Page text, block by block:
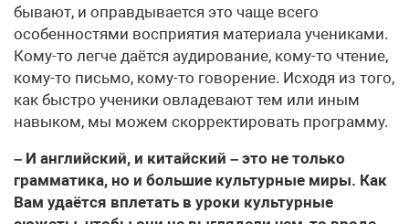
бывают, и оправдывается это чаще всего
особенностями восприятия материала учениками.
Кому-то легче даётся аудирование, кому-то чтение,
кому-то письмо, кому-то говорение. Исходя из того,
как быстро ученики овладевают тем или иным
навыком, мы можем скорректировать программу.
– И английский, и китайский – это не только
грамматика, но и большие культурные миры. Как
Вам удаётся вплетать в уроки культурные